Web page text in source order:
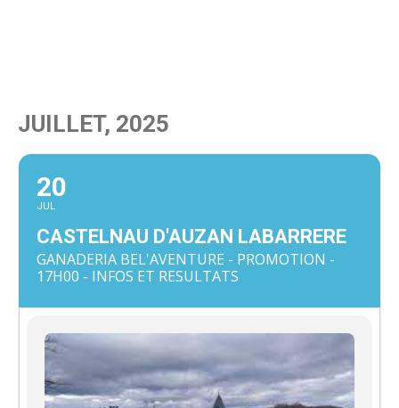
JUILLET, 2025
20
JUL
CASTELNAU D'AUZAN LABARRERE
GANADERIA BEL'AVENTURE - PROMOTION -
17H00 - INFOS ET RESULTATS